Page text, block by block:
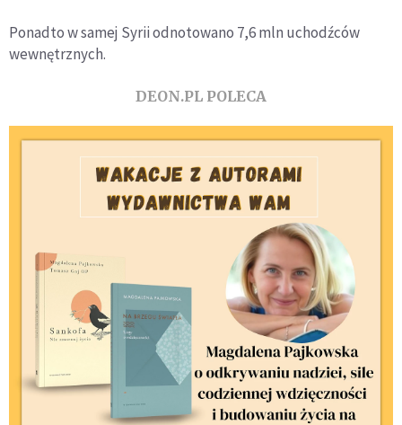
Ponadto w samej Syrii odnotowano 7,6 mln uchodźców
wewnętrznych.
DEON.PL POLECA